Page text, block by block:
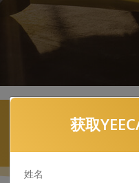
YEECAR
获取
姓名